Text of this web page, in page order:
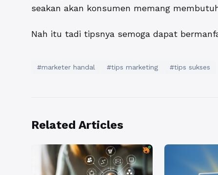
seakan akan konsumen memang
Nah itu tadi tipsnya semoga dapat
#marketer handal #tips marketing #tips sukses
Related Articles